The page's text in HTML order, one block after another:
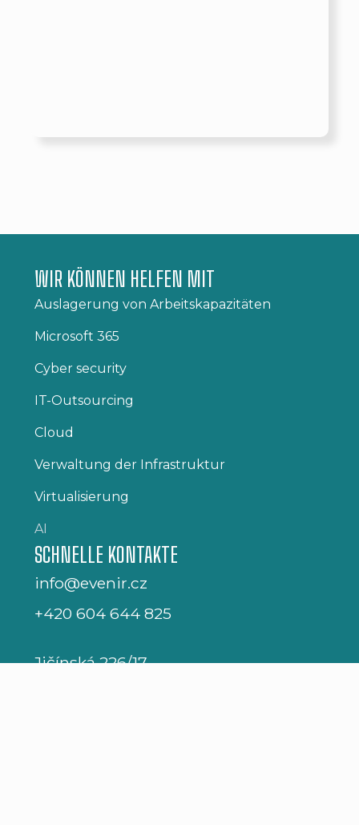
WIR KÖNNEN HELFEN MIT
Auslagerung von Arbeitskapazitäten
Microsoft 365
Cyber security​
IT-Outsourcing
Cloud
Verwaltung der Infrastruktur
Virtualisierung
AI
SCHNELLE KONTAKTE
info@evenir.cz
+420 604 644 825
Jičínská 226/17